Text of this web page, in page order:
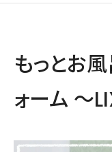
もっとお
ォーム ～